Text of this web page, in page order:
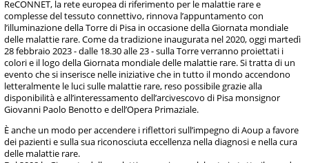
ReCONNET, la rete europea di riferimento per le malattie rare e
complesse del tessuto connettivo, rinnova l’appuntamento con
l’illuminazione della Torre di Pisa in occasione della Giornata mondiale
delle malattie rare. Come da tradizione inaugurata nel 2020, oggi martedì
28 febbraio 2023 - dalle 18.30 alle 23 - sulla Torre verranno proiettati i
colori e il logo della Giornata mondiale delle malattie rare. Si tratta di un
evento che si inserisce nelle iniziative che in tutto il mondo accendono
letteralmente le luci sulle malattie rare, reso possibile grazie alla
disponibilità e all’interessamento dell’arcivescovo di Pisa monsignor
Giovanni Paolo Benotto e dell’Opera Primaziale.
È anche un modo per accendere i riflettori sull’impegno di Aoup a favore
dei pazienti e sulla sua riconosciuta eccellenza nella diagnosi e nella cura
delle malattie rare.